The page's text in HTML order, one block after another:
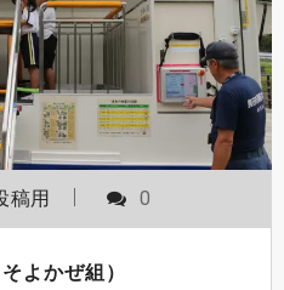
稿用 0
よかぜ組）